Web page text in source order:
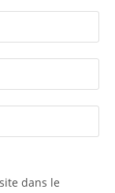
dans le